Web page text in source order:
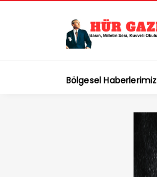
Bölgesel Haberlerimiz